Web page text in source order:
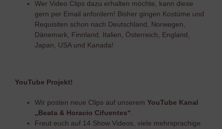
Wer Video Clips dazu erhalten möchte, kann diese
gern per Email anfordern! Bisher gingen Kostüme und
Requisiten schon nach Deutschland, Norwegen,
Dänemark, Finnland, Italien, Österreich, England,
Japan, USA und Kanada!
YouTube Projekt!
Wir posten neue Clips auf unserem YouTube Kanal
„Beata & Horacio Cifuentes“.
Freut euch auf 14 Show Videos, viele mehrsprachige